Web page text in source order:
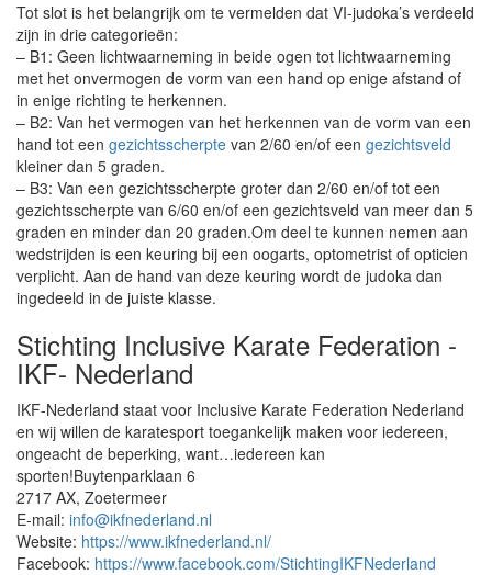
Tot slot is het belangrijk om te vermelden dat VI-judoka’s verdeeld
zijn in drie categorieën:
– B1: Geen lichtwaarneming in beide ogen tot lichtwaarneming
met het onvermogen de vorm van een hand op enige afstand of
in enige richting te herkennen.
– B2: Van het vermogen van het herkennen van de vorm van een
hand tot een gezichtsscherpte van 2/60 en/of een gezichtsveld
kleiner dan 5 graden.
– B3: Van een gezichtsscherpte groter dan 2/60 en/of tot een
gezichtsscherpte van 6/60 en/of een gezichtsveld van meer dan 5
graden en minder dan 20 graden.Om deel te kunnen nemen aan
wedstrijden is een keuring bij een oogarts, optometrist of opticien
verplicht. Aan de hand van deze keuring wordt de judoka dan
ingedeeld in de juiste klasse.
Stichting Inclusive Karate Federation -
IKF- Nederland
IKF-Nederland staat voor Inclusive Karate Federation Nederland
en wij willen de karatesport toegankelijk maken voor iedereen,
ongeacht de beperking, want…iedereen kan
sporten!Buytenparklaan 6
2717 AX, Zoetermeer
E-mail: info@ikfnederland.nl
Website: https://www.ikfnederland.nl/
Facebook: https://www.facebook.com/StichtingIKFNederland